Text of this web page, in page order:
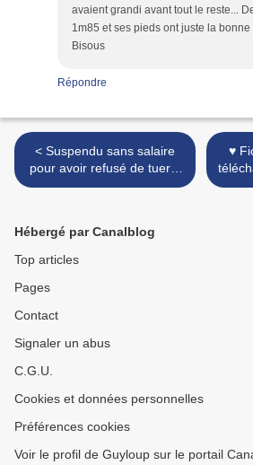
avaient grandi avant tout le reste...
1m85 et ses pieds ont juste la
Bisous
Répondre
< Suspendu sans salaire
pour avoir refusé de tuer 2
oursons
♥
Hébergé par Canalblog
Top articles
Pages
Contact
Signaler un abus
C.G.U.
Cookies et données personnelles
Préférences cookies
Voir le profil de Guyloup sur le portail